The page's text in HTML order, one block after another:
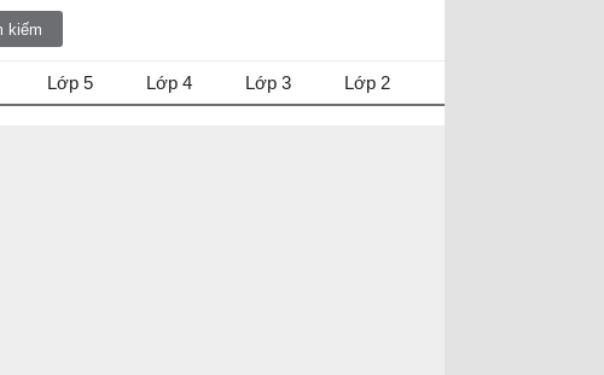
Lớp 5 Lớp 4 Lớp 3 Lớp 2